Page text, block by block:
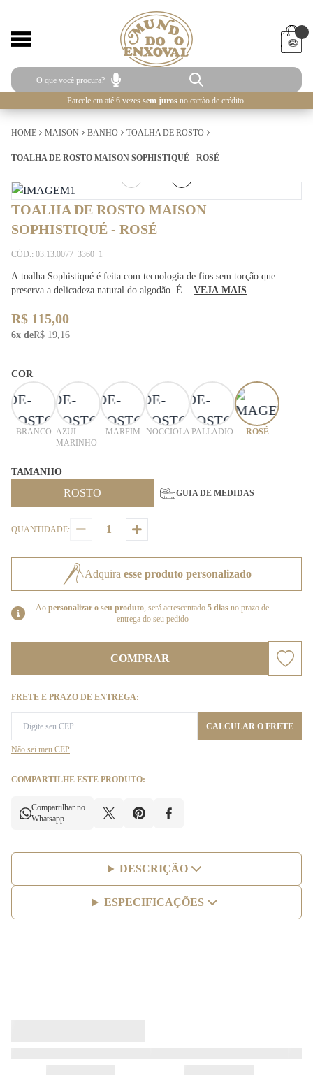
Parcele em até 6 vezes sem juros no cartão de crédito.
HOME MAISON BANHO TOALHA DE ROSTO
TOALHA DE ROSTO MAISON SOPHISTIQUÉ - ROSÉ
TOALHA DE ROSTO MAISON
SOPHISTIQUÉ - ROSÉ
CÓD.: 03.13.0077_3360_1
A toalha Sophistiqué é feita com tecnologia de fios sem torção que
preserva a delicadeza natural do algodão. É... VEJA MAIS
R$ 115,00
6x deR$ 19,16
COR
BRANCO AZUL
MARINHO
MARFIM NOCCIOLA PALLADIO ROSÉ
TAMANHO
ROSTO GUIA DE MEDIDAS
QUANTIDADE:
Adquira esse produto personalizado
Ao personalizar o seu produto, será acrescentado 5 dias no prazo de
entrega do seu pedido
COMPRAR
FRETE E PRAZO DE ENTREGA:
CALCULAR O FRETE
Não sei meu CEP
COMPARTILHE ESTE PRODUTO:
Compartilhar no
Whatsapp
DESCRIÇÃO
ESPECIFICAÇÕES